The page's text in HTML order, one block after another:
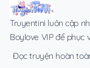
Truyentini luôn cập
Boylove VIP để phục
Đọc truyện hoàn